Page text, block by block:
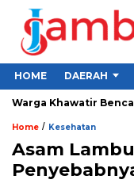
HOME DAERAH
Khawatir Bencana
Home / Kesehatan
Asam